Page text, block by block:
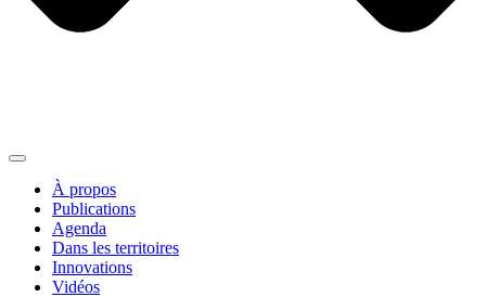
À propos
Publications
Agenda
Dans les territoires
Innovations
Vidéos